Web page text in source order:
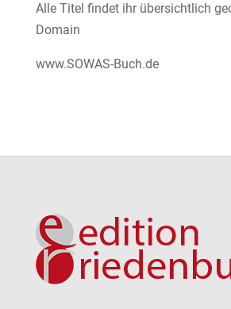
Alle Titel findet ihr übersichtlich
Domain
www.SOWAS-Buch.de